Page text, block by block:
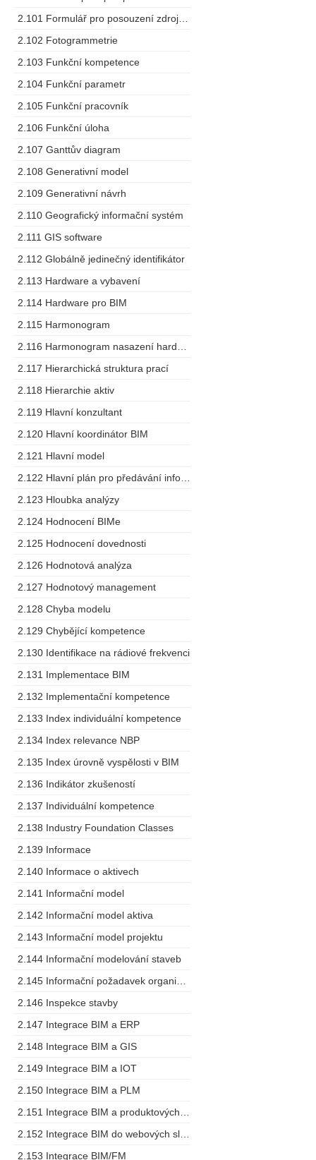
2.102 Fotogrammetrie
2.103 Funkční kompetence
2.104 Funkční parametr
2.105 Funkční pracovník
2.106 Funkční úloha
2.107 Ganttův diagram
2.108 Generativní model
2.109 Generativní návrh
2.110 Geografický informační systém
2.111 GIS software
2.112 Globálně jedinečný identifikátor
2.113 Hardware a vybavení
2.114 Hardware pro BIM
2.115 Harmonogram
2.117 Hierarchická struktura prací
2.118 Hierarchie aktiv
2.119 Hlavní konzultant
2.120 Hlavní koordinátor BIM
2.121 Hlavní model
2.123 Hloubka analýzy
2.124 Hodnocení BIMe
2.125 Hodnocení dovednosti
2.126 Hodnotová analýza
2.127 Hodnotový management
2.128 Chyba modelu
2.129 Chybějící kompetence
2.130 Identifikace na rádiové frekvenci
2.131 Implementace BIM
2.132 Implementační kompetence
2.133 Index individuální kompetence
2.134 Index relevance NBP
2.135 Index úrovně vyspělosti v BIM
2.136 Indikátor zkušeností
2.137 Individuální kompetence
2.138 Industry Foundation Classes
2.139 Informace
2.140 Informace o aktivech
2.141 Informační model
2.142 Informační model aktiva
2.143 Informační model projektu
2.144 Informační modelování staveb
2.146 Inspekce stavby
2.147 Integrace BIM a ERP
2.148 Integrace BIM a GIS
2.149 Integrace BIM a IOT
2.150 Integrace BIM a PLM
2.153 Integrace BIM/FM